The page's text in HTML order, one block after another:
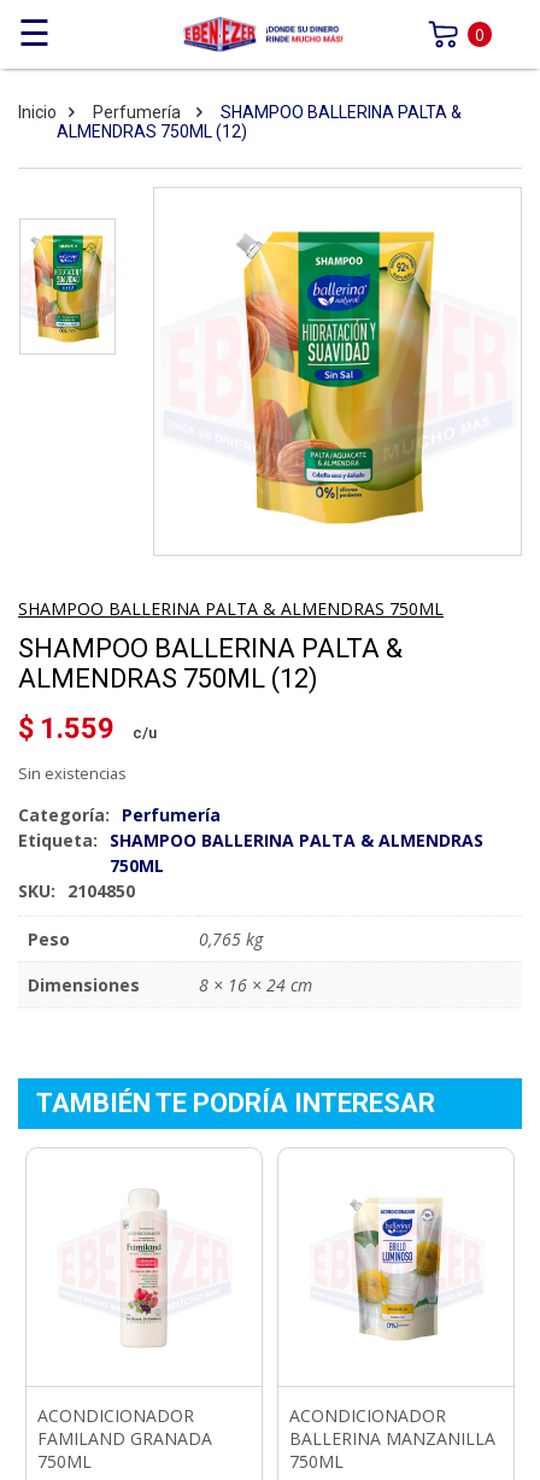
☰ 0
Inicio Perfumería
SHAMPOO BALLERINA PALTA &
ALMENDRAS 750ML (12)
SHAMPOO BALLERINA PALTA & ALMENDRAS 750ML
SHAMPOO BALLERINA PALTA &
ALMENDRAS 750ML (12)
$ 1.559
Sin existencias
Categoría:
Perfumería
Etiqueta:
SHAMPOO BALLERINA PALTA & ALMENDRAS
750ML
SKU:
2104850
Peso
0,765 kg
Dimensiones
8 × 16 × 24 cm
TAMBIÉN TE PODRÍA INTERESAR
ACONDICIONADOR
FAMILAND GRANADA
750ML
ACONDICIONADOR
BALLERINA MANZANILLA
750ML